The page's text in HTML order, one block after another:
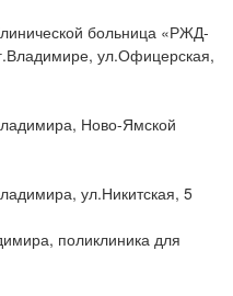
больница «РЖД-
ул.Офицерская,
Ново-Ямской
ул.Никитская, 5
поликлиника для